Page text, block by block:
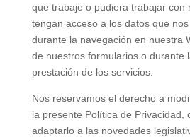
que trabaje o pudiera trabajar con
tengan acceso a los datos que
durante la navegación en nuestra
de nuestros formularios o durante
prestación de los servicios.
Nos reservamos el derecho a
la presente Política de Privacidad,
adaptarlo a las novedades